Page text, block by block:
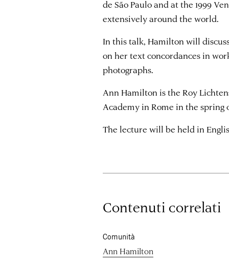
de São Paulo and at the 1999
extensively around the world.
In this talk, Hamilton will
on her text concordances in
photographs.
Ann Hamilton is the Roy
Academy in Rome in the spring
The lecture will be held in
Contenuti correlati
Comunità
Ann Hamilton